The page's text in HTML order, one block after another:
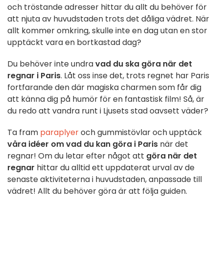
och tröstande adresser hittar du allt du behöver för
att njuta av huvudstaden trots det dåliga vädret. När
allt kommer omkring, skulle inte en dag utan en stor
upptäckt vara en bortkastad dag?
Du behöver inte undravad du ska göra när det
regnar i Paris. Låt oss inse det, trots regnet har Paris
fortfarande den där magiska charmen som får dig
att känna dig på humör för en fantastisk film! Så, är
du redo att vandra runt i Ljusets stad oavsett väder?
Ta fram paraplyeroch gummistövlar och upptäck
våra idéer om vad du kan göra i Paris när det
regnar! Om du letar efter något att göra när det
regnar hittar du alltid ett uppdaterat urval av de
senaste aktiviteterna i huvudstaden, anpassade till
vädret! Allt du behöver göra är att följa guiden.